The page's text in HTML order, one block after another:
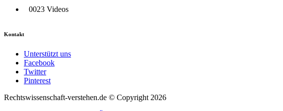
0023 Videos
Kontakt
Unterstützt uns
Facebook
Twitter
Pinterest
Rechtswissenschaft-verstehen.de © Copyright 2026